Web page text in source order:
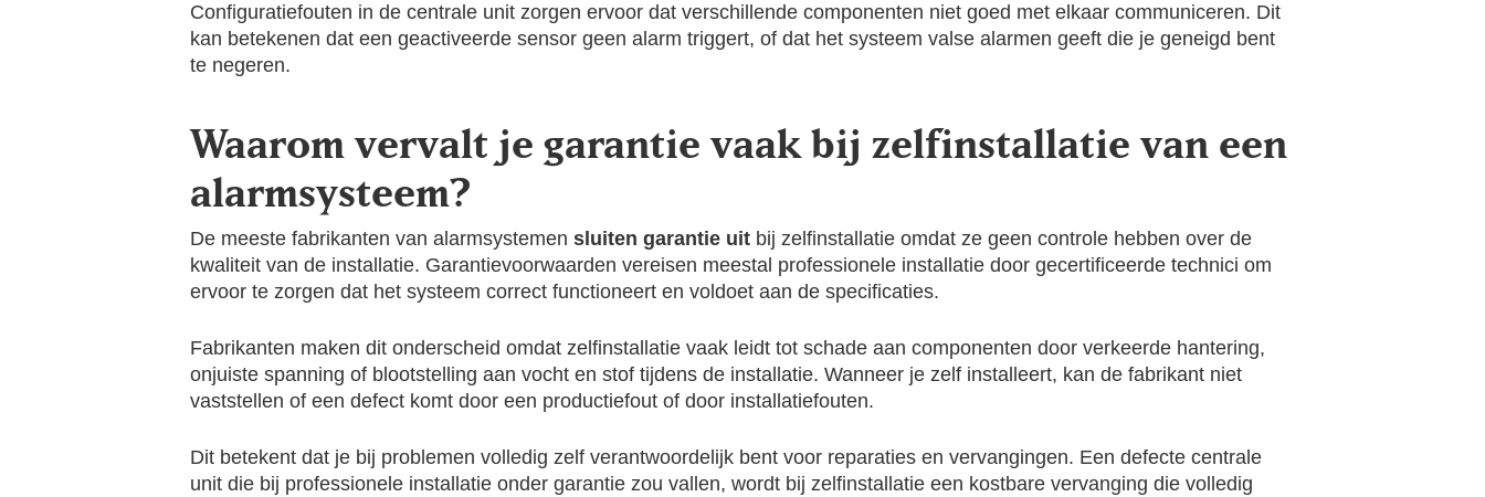
Configuratiefouten in de centrale unit zorgen ervoor dat verschillende componenten niet goed met elkaar communiceren. Dit
kan betekenen dat een geactiveerde sensor geen alarm triggert, of dat het systeem valse alarmen geeft die je geneigd bent
te negeren.
Waarom vervalt je garantie vaak bij zelfinstallatie van een
alarmsysteem?
De meeste fabrikanten van alarmsystemen sluiten garantie uit bij zelfinstallatie omdat ze geen controle hebben over de
kwaliteit van de installatie. Garantievoorwaarden vereisen meestal professionele installatie door gecertificeerde technici om
ervoor te zorgen dat het systeem correct functioneert en voldoet aan de specificaties.
Fabrikanten maken dit onderscheid omdat zelfinstallatie vaak leidt tot schade aan componenten door verkeerde hantering,
onjuiste spanning of blootstelling aan vocht en stof tijdens de installatie. Wanneer je zelf installeert, kan de fabrikant niet
vaststellen of een defect komt door een productiefout of door installatiefouten.
Dit betekent dat je bij problemen volledig zelf verantwoordelijk bent voor reparaties en vervangingen. Een defecte centrale
unit die bij professionele installatie onder garantie zou vallen, wordt bij zelfinstallatie een kostbare vervanging die volledig